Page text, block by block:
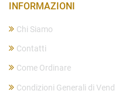
INFORMAZIONI
Chi Siamo
Contatti
Come Ordinare
Condizioni Generali di